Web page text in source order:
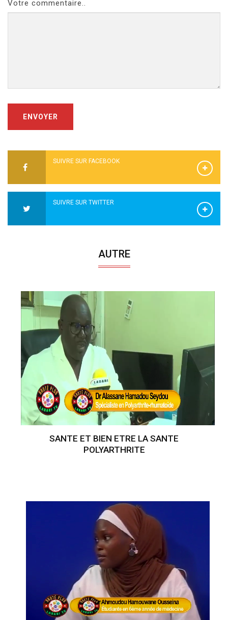
Votre commentaire..
ENVOYER
SUIVRE SUR FACEBOOK
SUIVRE SUR TWITTER
AUTRE
SANTE ET BIEN ETRE LA SANTE
POLYARTHRITE